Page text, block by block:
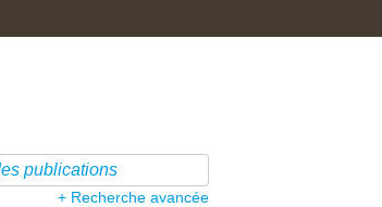
+ Recherche avancée